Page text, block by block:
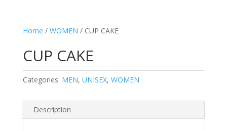
Home / WOMEN / CUP CAKE
CUP CAKE
Categories: MEN, UNISEX, WOMEN
Description